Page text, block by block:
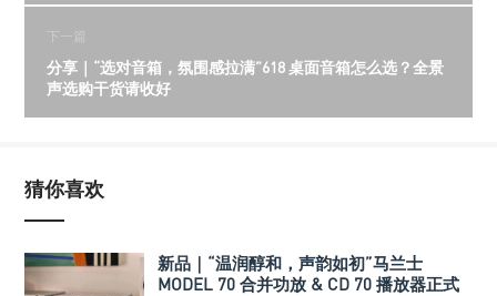
下一篇
分享｜“选对音箱，氛围感拉满”618 桌面音箱怎么选？全景
声选购干货请收好
猜你喜欢
新品｜“温润醇和，声韵如初”马兰士
MODEL 70 合并功放 & CD 70 播放器正式